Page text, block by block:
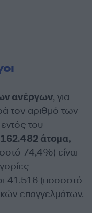
ανέργων, για
τον αριθμό των
του
162.482 άτομα,
74,4%) είναι
41.516 (ποσοστό
επαγγελμάτων.